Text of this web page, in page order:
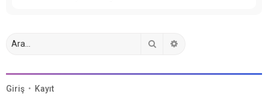
Giriş • Kayıt